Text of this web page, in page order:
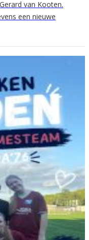
van Kooten.
een nieuwe